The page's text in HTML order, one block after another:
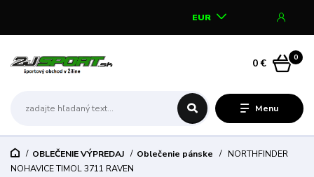
Menu
EUR
0
0 €
OBLEČENIE VÝPREDAJ Oblečenie pánske
NORTHFINDER
NOHAVICE TIMOL 3711 RAVEN